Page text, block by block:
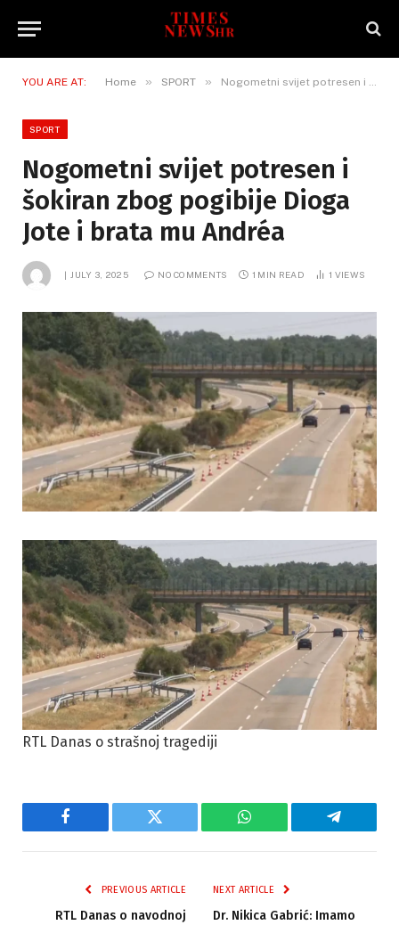
YOU ARE AT: Home » SPORT » Nogometni svijet potresen i šokiran zbog pogibije Dioga Jote i brata mu Andréa
SPORT
Nogometni svijet potresen i
šokiran zbog pogibije Dioga
Jote i brata mu Andréa
JULY 3, 2025 NO COMMENTS 1 MIN READ 1 VIEWS
RTL Danas o strašnoj tragediji
Facebook Twitter WhatsApp Telegram
PREVIOUS ARTICLE
RTL Danas o navodnoj
NEXT ARTICLE
Dr. Nikica Gabrić: Imamo